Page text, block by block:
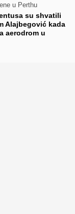
u Perthu
su shvatili
Alajbegović kada
aerodrom u